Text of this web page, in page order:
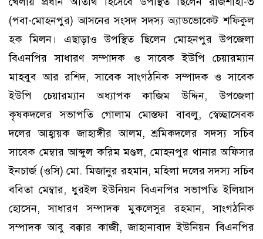
(পবা-মোহনপুর) আসনের সংসদ সদস্য অ্যাডভোকেট শফিকুল
হক মিলন। এছাড়াও উপস্থিত ছিলেন মোহনপুর উপজেলা
বিএনপির সাধারণ সম্পাদক ও সাবেক ইউপি চেয়ারম্যান
মাহবুব আর রশিদ, সাবেক সাংগঠনিক সম্পাদক ও সাবেক
ইউপি চেয়ারম্যান অধ্যাপক কাজিম উদ্দিন, উপজেলা
কৃষকদলের সভাপতি গোলাম মোস্তফা বাবলু, স্বেচ্ছাসেবক
দলের আহ্বায়ক জাহাঙ্গীর আলম, শ্রমিকদলের সদস্য সচিব
সাবেক মেম্বার আব্দুল করিম মণ্ডল, মোহনপুর থানার অফিসার
ইনচার্জ (ওসি) মো. মিজানুর রহমান, মহিলা দলের সদস্য সচিব
ববিতা মেম্বার, ধুরইল ইউনিয়ন বিএনপির সভাপতি ইলিয়াস
হোসেন, সাধারণ সম্পাদক মুকলেসুর রহমান, সাংগঠনিক
সম্পাদক আবু বক্কার কাজী, জাহানাবাদ ইউনিয়ন বিএনপির